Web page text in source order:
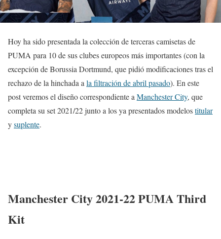
Hoy ha sido presentada la colección de terceras camisetas de
PUMA para 10 de sus clubes europeos más importantes (con la
excepción de Borussia Dortmund, que pidió modificaciones tras el
rechazo de la hinchada ala filtración de abril pasado). En este
post veremos el diseño correspondiente aManchester City, que
completa su set 2021/22 junto a los ya presentados modelostitular
ysuplente.
Manchester City 2021-22 PUMA Third
Kit